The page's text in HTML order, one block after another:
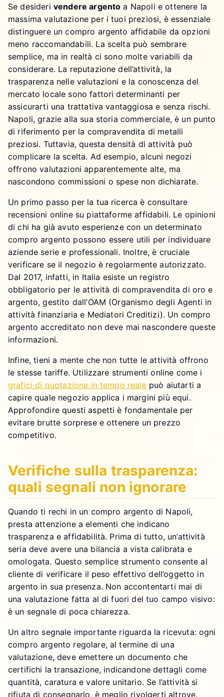
Se desideri vendere argento a Napoli e ottenere la
massima valutazione per i tuoi preziosi, è essenziale
distinguere un compro argento affidabile da opzioni
meno raccomandabili. La scelta può sembrare
semplice, ma in realtà ci sono molte variabili da
considerare. La reputazione dell’attività, la
trasparenza nelle valutazioni e la conoscenza del
mercato locale sono fattori determinanti per
assicurarti una trattativa vantaggiosa e senza rischi.
Napoli, grazie alla sua storia commerciale, è un punto
di riferimento per la compravendita di metalli
preziosi. Tuttavia, questa densità di attività può
complicare la scelta. Ad esempio, alcuni negozi
offrono valutazioni apparentemente alte, ma
nascondono commissioni o spese non dichiarate.
Un primo passo per la tua ricerca è consultare
recensioni online su piattaforme affidabili. Le opinioni
di chi ha già avuto esperienze con un determinato
compro argento possono essere utili per individuare
aziende serie e professionali. Inoltre, è cruciale
verificare se il negozio è regolarmente autorizzato.
Dal 2017, infatti, in Italia esiste un registro
obbligatorio per le attività di compravendita di oro e
argento, gestito dall’OAM (Organismo degli Agenti in
attività finanziaria e Mediatori Creditizi). Un compro
argento accreditato non deve mai nascondere queste
informazioni.
Infine, tieni a mente che non tutte le attività offrono
le stesse tariffe. Utilizzare strumenti online come i
grafici di quotazione in tempo realepuò aiutarti a
capire quale negozio applica i margini più equi.
Approfondire questi aspetti è fondamentale per
evitare brutte sorprese e ottenere un prezzo
competitivo.
Verifiche sulla trasparenza:
quali segnali non ignorare
Quando ti rechi in un compro argento di Napoli,
presta attenzione a elementi che indicano
trasparenza e affidabilità. Prima di tutto, un’attività
seria deve avere una bilancia a vista calibrata e
omologata. Questo semplice strumento consente al
cliente di verificare il peso effettivo dell’oggetto in
argento in sua presenza. Non accontentarti mai di
una valutazione fatta al di fuori del tuo campo visivo:
è un segnale di poca chiarezza.
Un altro segnale importante riguarda la ricevuta: ogni
compro argento regolare, al termine di una
valutazione, deve emettere un documento che
certifichi la transazione, indicandone dettagli come
quantità, caratura e valore unitario. Se l’attività si
rifiuta di consegnarlo, è meglio rivolgerti altrove.